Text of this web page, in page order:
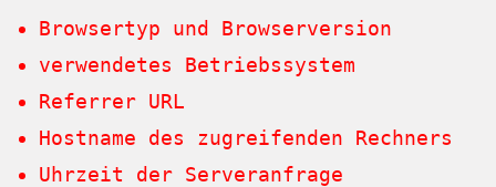
Browsertyp und Browserversion
verwendetes Betriebssystem
Referrer URL
Hostname des zugreifenden Rechners
Uhrzeit der Serveranfrage